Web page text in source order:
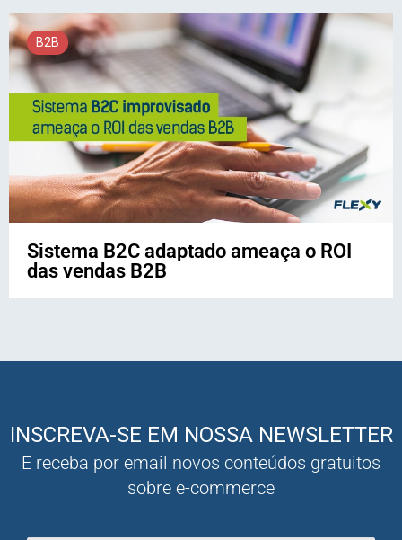
B2B
Sistema B2C adaptado ameaça o ROI
das vendas B2B
INSCREVA-SE EM NOSSA NEWSLETTER
E receba por email novos conteúdos gratuitos
sobre e-commerce